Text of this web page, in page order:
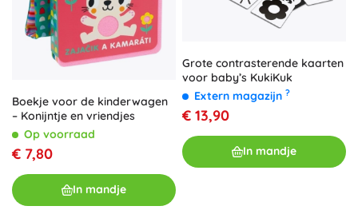
in de kinderwagen. Leporello’s voor baby’s en leporello’s
voor peuters zijn
veilig ,leuk
en bouwen vanaf de eerste
stapjes aan een liefde voor boeken.
Boekje voor de kinderwagen
– Konijntje en vriendjes
Op voorraad
€ 7,80
In mandje
Grote contrasterende kaarten
voor baby’s KukiKuk
Extern magazijn ?
€ 13,90
In mandje